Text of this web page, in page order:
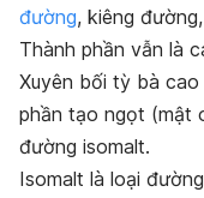
đường, kiêng đường,
Thành phần vẫn là
Xuyên bối tỳ bà
phần tạo ngọt (mật
đường isomalt.
Isomalt là loại